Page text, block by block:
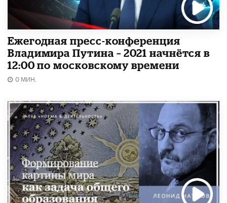
Ежегодная пресс-конференция
Владимира Путина – 2021 начнётся в
12:00 по московскому времени
0 МИН.